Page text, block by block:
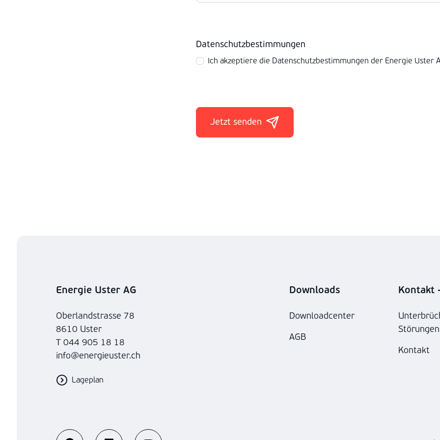
Datenschutzbestimmungen
Ich akzeptiere die Datenschutzbestimmungen der Energie Uster
Jetzt senden
Energie Uster AG
Oberlandstrasse 78
8610 Uster
T 044 905 18 18
info@energieuster.ch
Lageplan
Downloads
Downloadcenter
AGB
Kontakt
Störungen
Kontakt